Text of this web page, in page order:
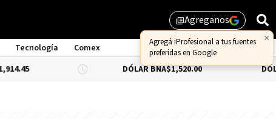
library_addAgreganos
Tecnología
Comex
DÓLAR BNA $1,520.00 DÓLAR BLUE-0.33%